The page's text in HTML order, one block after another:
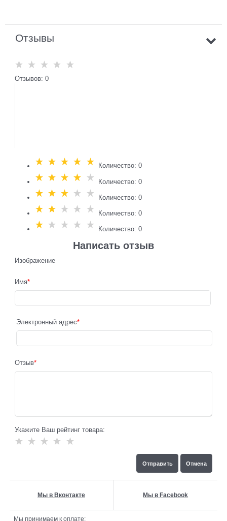
Отзывы
Отзывов: 0
Количество: 0
Количество: 0
Количество: 0
Количество: 0
Количество: 0
Написать отзыв
Изображение
Имя
Электронный адрес
Отзыв
Укажите Ваш рейтинг товара:
Мы в Вконтакте Мы в Facebook
Мы принимаем к оплате: